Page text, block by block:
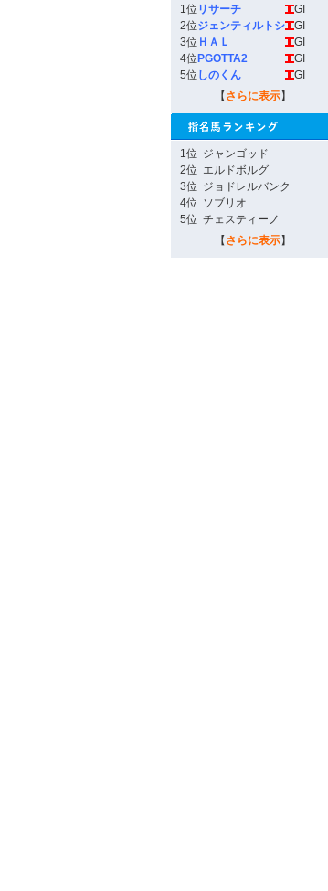
1位 リサーチ
GI
2位ジェンティルトシ
GI
3位 ＨＡＬ
GI
4位 PGOTTA2
GI
5位 しのくん
GI
【 さらに表示】
1位 ジャンゴッド
2位 エルドボルグ
3位 ジョドレルバンク
4位 ソブリオ
5位 チェスティーノ
【 さらに表示】